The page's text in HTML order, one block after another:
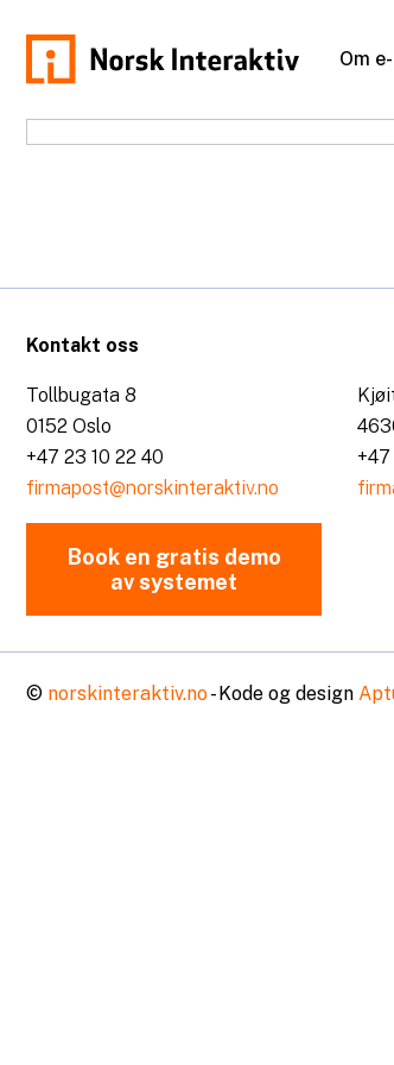
innhold
Om
Kontakt oss
Tollbugata 8
0152 Oslo
+47 23 10 22 40
firmapost@norskinteraktiv.no
Book en gratis demo
av systemet
© norskinteraktiv.no- Kode og design